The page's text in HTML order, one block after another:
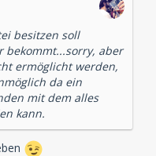
besitzen soll
bekommt...sorry, aber
ermöglicht werden,
da ein
mit dem alles
kann.